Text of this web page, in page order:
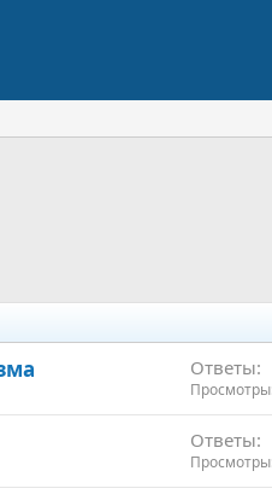
к
п
Ответы
Просмотры
Ответы
Просмотры